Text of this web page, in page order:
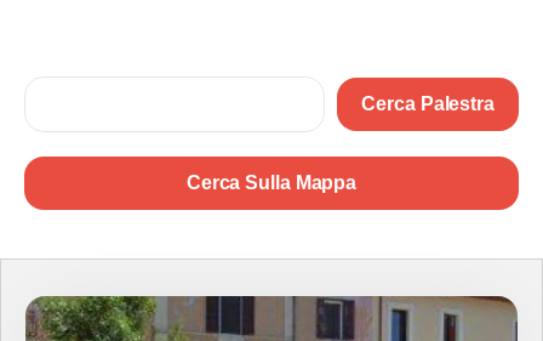
Cerca Palestra
Cerca Sulla Mappa